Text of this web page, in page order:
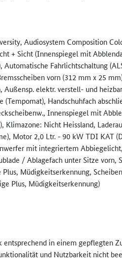
Audiosystem Composition
+ Sicht (Innenspiegel mit
Automatische Fahrlichtschaltung
vorn (312 mm x 25
elektr. verstell- und
Handschuhfach
Innenspiegel mit
Nicht Heissland,
Motor 2,0 Ltr. - 90 kW TDI KAT
mit integriertem
/ Ablagefach unter Sitze
Müdigkeitserkennung,
Plus, Müdigkeitserkennung)
in einem gepflegten
und Nutzbarkeit nicht